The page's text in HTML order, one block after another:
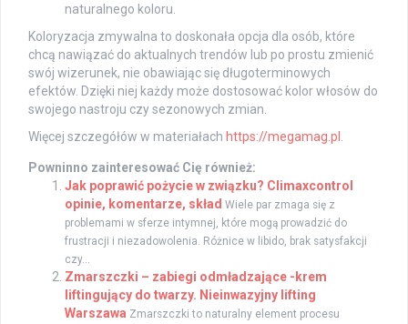
naturalnego koloru.
Koloryzacja zmywalna to doskonała opcja dla osób, które
chcą nawiązać do aktualnych trendów lub po prostu zmienić
swój wizerunek, nie obawiając się długoterminowych
efektów. Dzięki niej każdy może dostosować kolor włosów do
swojego nastroju czy sezonowych zmian.
Więcej szczegółów w materiałach https://megamag.pl
Powninno zainteresować Cię również:
Jak poprawić pożycie w związku? Climaxcontrol
opinie, komentarze, skład Wiele par zmaga się z
problemami w sferze intymnej, które mogą prowadzić do
frustracji i niezadowolenia. Różnice w libido, brak satysfakcji
czy...
Zmarszczki – zabiegi odmładzające -krem
liftingujący do twarzy. Nieinwazyjny lifting
Warszawa Zmarszczki to naturalny element procesu